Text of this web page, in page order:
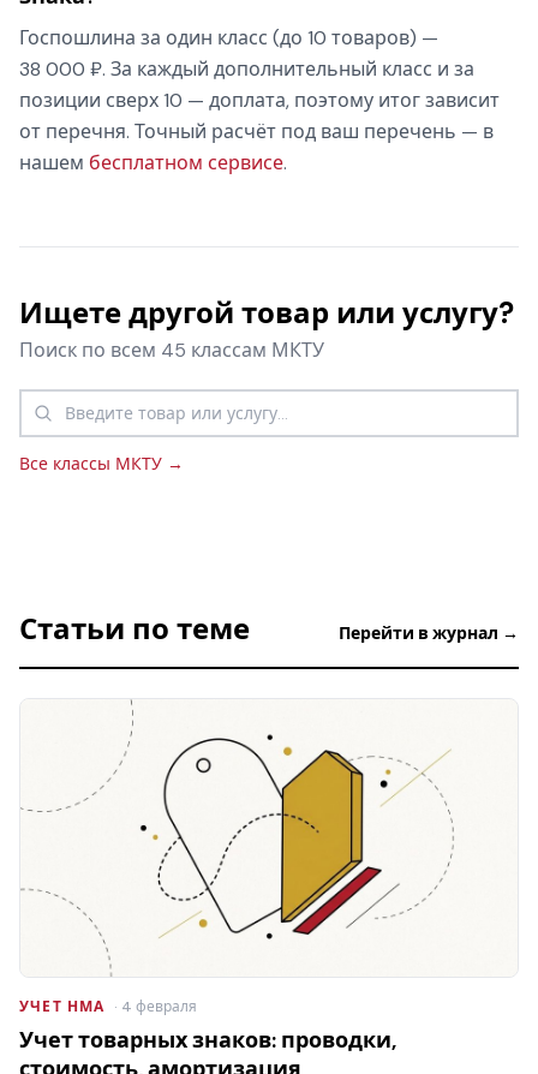
Госпошлина за один класс (до 10 товаров) —
38 000 ₽. За каждый дополнительный класс и за
позиции сверх 10 — доплата, поэтому итог зависит
от перечня. Точный расчёт под ваш перечень — в
нашем бесплатном сервисе.
Ищете другой товар или услугу?
Поиск по всем 45 классам МКТУ
Все классы МКТУ →
Статьи по теме Перейти в журнал →
УЧЕТ НМА · 4 февраля
Учет товарных знаков: проводки,